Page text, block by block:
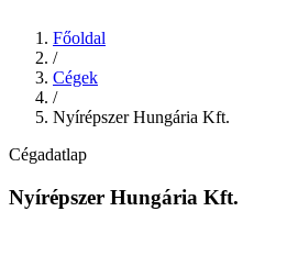
Főoldal
/
Cégek
/
Nyírépszer Hungária Kft.
Cégadatlap
Nyírépszer Hungária Kft.